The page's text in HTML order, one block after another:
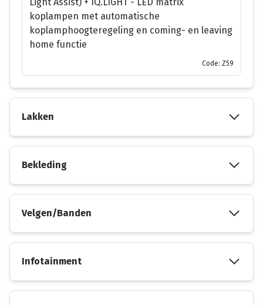
koplampen met automatische
koplamphoogteregeling en coming- en leaving
home functie
Code: Z59
Lakken
Bekleding
Velgen/Banden
Infotainment